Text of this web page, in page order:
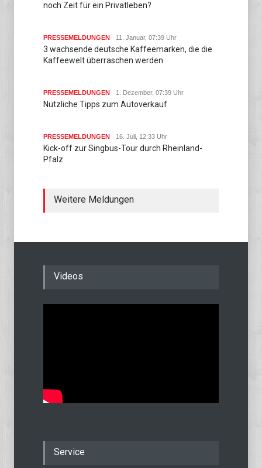
noch Zeit für ein Privatleben?
PRESSEMELDUNGEN 11. Januar, 07:39 Uhr
3 wachsende deutsche Kaffeemarken, die die
Kaffeewelt überraschen werden
PRESSEMELDUNGEN 1. Dezember, 07:39 Uhr
Nützliche Tipps zum Autoverkauf
PRESSEMELDUNGEN 16. Juli, 12:33 Uhr
Kick-off zur Singbus-Tour durch Rheinland-
Pfalz
Weitere Meldungen
Videos
Service